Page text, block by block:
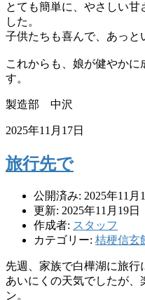
とても簡単に、やさしい甘
した。
子供たちも喜んで、あっと
これからも、娘が健やかに
す。
製造部 中沢
2025年11月17日
旅行先で
公開済み: 2025年11月
更新: 2025年11月19日
作成者: スタッフ
カテゴリー: 桔梗信玄
先週、家族で白樺湖に旅行
あいにくの天気でしたが、
ン。